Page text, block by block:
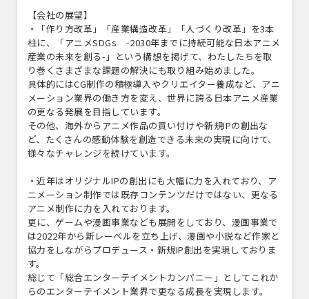
【会社の展望】
・「作り方改革」「産業構造改革」「人づくり改革」を3本
柱に、「アニメSDGs -2030年までに持続可能な日本アニメ
産業の未来を創る-」という構想を掲げて、わたしたちを取
り巻くさまざまな課題の解決にも取り組み始めました。
具体的にはCG制作の積極導入やクリエイター養成など、アニ
メーション業界の働き方を変え、世界に誇る日本アニメ産業
の更なる発展を目指しています。
その他、海外からアニメ作品の買い付けや新規IPの創出な
ど、たくさんの感動体験を創造できる未来の実現に向けて、
様々なチャレンジを続けています。
・近年はオリジナルIPの創出にも大幅に力を入れており、ア
ニメーション制作では既存コンテンツだけではない、更なる
アニメ制作に力を入れております。
更に、ゲームや漫画事業なども展開をしており、漫画事業で
は2022年から新レーベルを立ち上げ、漫画や小説など作家と
協力をしながらプロデュース・新規IP創出を実現しておりま
す。
総じて「総合エンターテイメントカンパニー」としてこれか
らのエンターテイメント業界で更なる成長を実現します。